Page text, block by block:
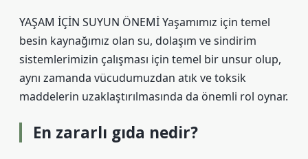
YAŞAM İÇİN SUYUN ÖNEMİ Yaşamımız için temel
besin kaynağımız olan su, dolaşım ve sindirim
sistemlerimizin çalışması için temel bir unsur olup,
aynı zamanda vücudumuzdan atık ve toksik
maddelerin uzaklaştırılmasında da önemli rol oynar.
En zararlı gıda nedir?